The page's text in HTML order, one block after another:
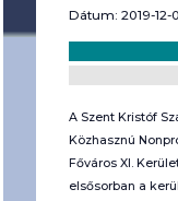
Dátum: 2019-12-
A Szent Kristóf
Közhasznú
Főváros XI.
elsősorban a